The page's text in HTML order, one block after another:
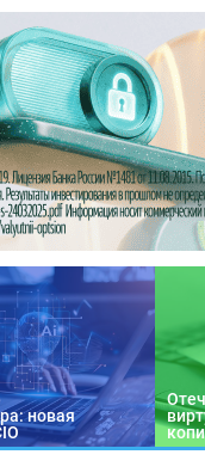
новая